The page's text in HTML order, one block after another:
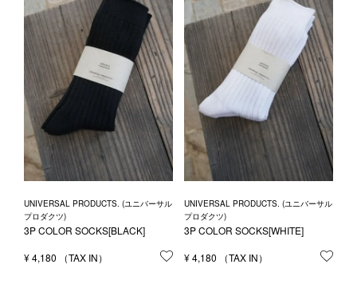
UNIVERSAL PRODUCTS. (ユニバーサル
プロダクツ)
3P COLOR SOCKS[BLACK]
¥4,180 お気に入りに登録する
UNIVERSAL PRODUCTS. (ユニバーサル
プロダクツ)
3P COLOR SOCKS[WHITE]
¥4,180